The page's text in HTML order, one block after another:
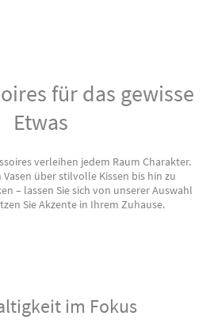
für das gewisse
Etwas
verleihen jedem Raum Charakter.
über stilvolle Kissen bis hin zu
– lassen Sie sich von unserer Auswahl
Sie Akzente in Ihrem Zuhause.
im Fokus